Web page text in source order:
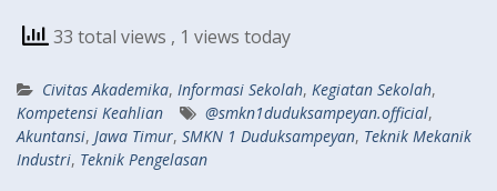
33 total views , 1 views today
Civitas Akademika, Informasi Sekolah, Kegiatan Sekolah,
Kompetensi Keahlian
@smkn1duduksampeyan.official,
Akuntansi, Jawa Timur, SMKN 1 Duduksampeyan, Teknik Mekanik
Industri, Teknik Pengelasan